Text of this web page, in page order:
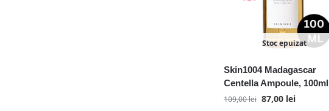
Stoc epuizat
Skin1004 Madagascar
Centella Ampoule, 100ml
109,00lei 87,00 lei